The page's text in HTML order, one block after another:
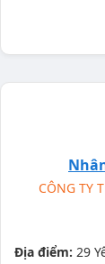
CÔNG TY
Địa điểm: 29